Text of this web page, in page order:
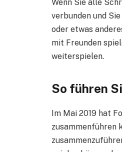
Wenn Sie alle
verbunden und
oder etwas
mit Freunden
weiterspielen.
So führen
Im Mai 2019 hat
zusammenführen